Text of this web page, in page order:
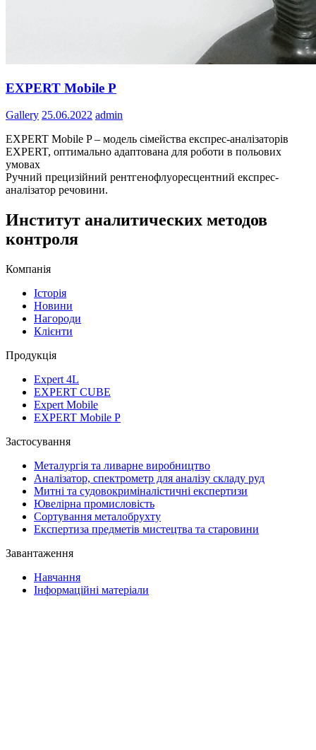
EXPERT Mobile P
Gallery 25.06.2022 admin
EXPERT Mobile P – модель сімейства експрес-аналізаторів
EXPERT, оптимально адаптована для роботи в польових
умовах
Ручний прецизійний рентгенофлуоресцентний експрес-
аналізатор речовини.
Институт аналитических методов
контроля
Компанія
Історія
Новини
Нагороди
Клієнти
Продукція
Expert 4L
EXPERT CUBE
Expert Mobile
EXPERT Mobile P
Застосування
Металургія та ливарне виробництво
Аналізатор, спектрометр для аналізу складу руд
Митні та судовокриміналістичні експертизи
Ювелірна промисловість
Сортування металобрухту
Експертиза предметів мистецтва та старовини
Завантаження
Навчання
Інформаційні матеріали